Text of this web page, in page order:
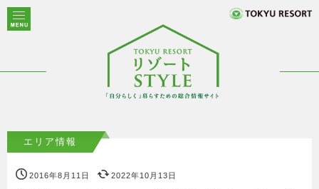
2016年8月11日 2022年10月13日
エリア情報